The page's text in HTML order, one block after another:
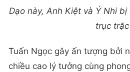
Dạo này, Anh Kiệt và Ý Nhi
trục trặc
Tuấn Ngọc gây ấn tượng bởi
chiều cao lý tưởng cùng